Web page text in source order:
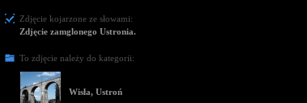
Zdjęcie kojarzone ze słowami:
Zdjęcie zamglonego Ustronia.
To zdjęcie należy do kategorii:
Wisła, Ustroń